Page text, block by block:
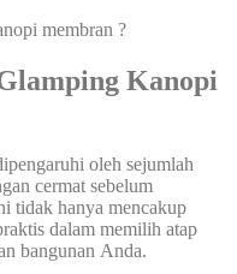
membran ?
Kanopi
oleh sejumlah
cermat sebelum
tidak hanya mencakup
dalam memilih atap
bangunan Anda.